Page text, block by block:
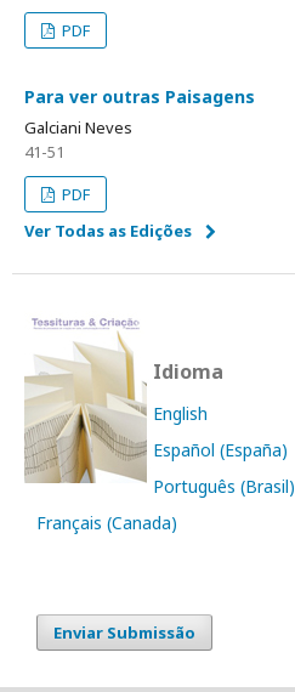
PDF
Para ver outras Paisagens
Galciani Neves
41-51
PDF
Ver Todas as Edições
Idioma
English
Español (España)
Português (Brasil)
Français (Canada)
Enviar Submissão